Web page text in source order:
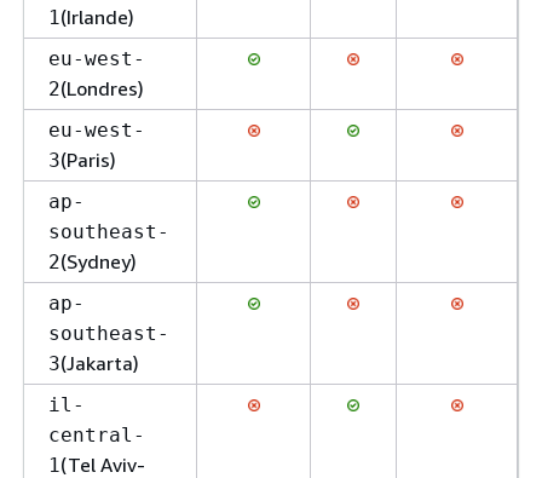
1(Irlande)
eu-west-
2(Londres)
eu-west-
3(Paris)
ap-
southeast-
2(Sydney)
ap-
southeast-
3(Jakarta)
il-
central-
1(Tel Aviv-